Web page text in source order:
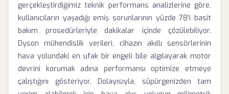
gerçekleştirdiğimiz teknik performans analizlerine göre,
kullanıcıların yaşadığı emiş sorunlarının yüzde 78'i basit
bakım prosedürleriyle dakikalar içinde çözülebiliyor.
Dyson mühendislik verileri, cihazın akıllı sensörlerinin
hava yolundaki en ufak bir engeli bile algılayarak motor
devrini korumak adına performansı optimize etmeye
çalıştığını gösteriyor. Dolayısıyla, süpürgenizden tam